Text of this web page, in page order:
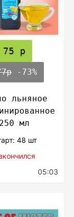
75 р
-73%
льняное
250 мл
48 шт
05:03